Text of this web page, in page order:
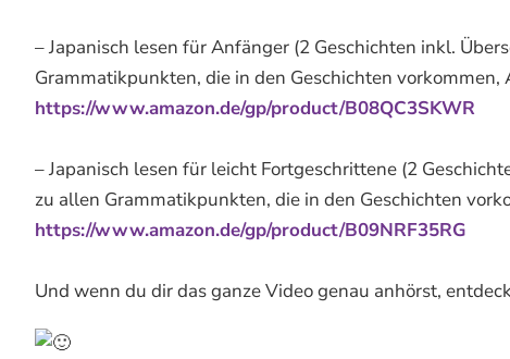
– Japanisch lesen für Anfänger (2 Geschichten inkl.
Grammatikpunkten, die in den Geschichten
https://www.amazon.de/gp/product/B08QC3SKWR
– Japanisch lesen für leicht Fortgeschrittene (2
zu allen Grammatikpunkten, die in den Geschichten
https://www.amazon.de/gp/product/B09NRF35RG
Und wenn du dir das ganze Video genau anhörst,